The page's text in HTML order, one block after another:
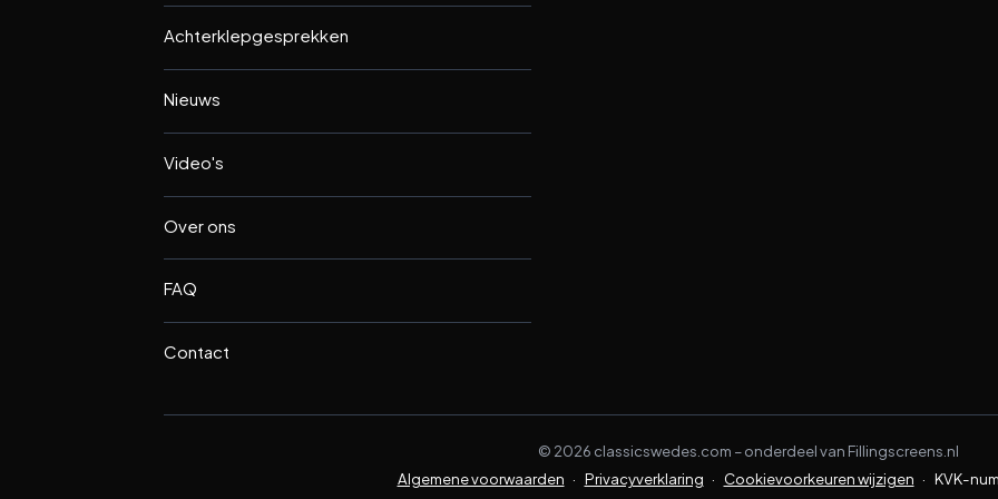
Achterklepgesprekken
Nieuws
Video's
Over ons
FAQ
Contact
© 2026 classicswedes.com –onderdeel van Fillingscreens.nl
Algemene voorwaarden · Privacyverklaring · Cookievoorkeuren wijzigen · KVK-